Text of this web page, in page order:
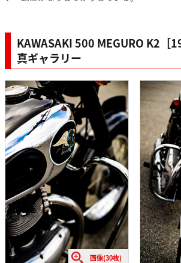
KAWASAKI 500 MEGURO K2［
真ギャラリー
画像(30枚)